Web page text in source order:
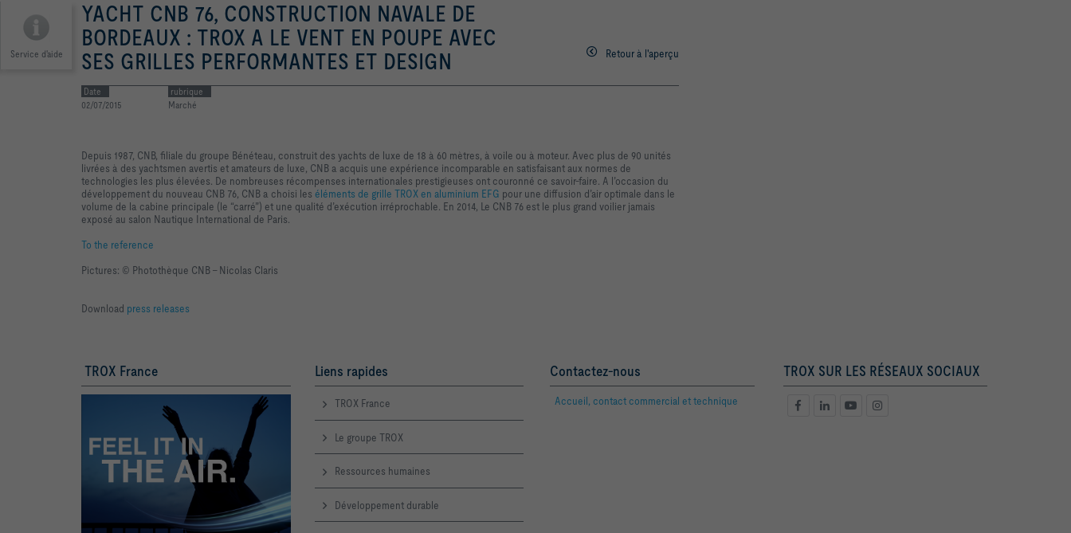
Service d'aide
YACHT CNB 76, CONSTRUCTION NAVALE DE
BORDEAUX : TROX A LE VENT EN POUPE AVEC
SES GRILLES PERFORMANTES ET DESIGN
Retour à l'aperçu
Date
02/07/2015
rubrique
Marché
Depuis 1987, CNB, filiale du groupe Bénéteau, construit des yachts de luxe de 18 à 60 mètres, à voile ou à moteur. Avec plus de 90 unités
livrées à des yachtsmen avertis et amateurs de luxe, CNB a acquis une expérience incomparable en satisfaisant aux normes de
technologies les plus élevées. De nombreuses récompenses internationales prestigieuses ont couronné ce savoir-faire. A l’occasion du
développement du nouveau CNB 76, CNB a choisi les éléments de grille TROX en aluminium EFG pour une diffusion d’air optimale dans le
volume de la cabine principale (le “carré”) et une qualité d’exécution irréprochable. En 2014, Le CNB 76 est le plus grand voilier jamais
exposé au salon Nautique International de Paris.
To the reference
Pictures: © Photothèque CNB - Nicolas Claris
Download press releases
TROX France Liens rapides
TROX France
Le groupe TROX
Ressources humaines
Développement durable
Contactez-nous
Accueil, contact commercial et technique
TROX SUR LES RÉSEAUX SOCIAUX